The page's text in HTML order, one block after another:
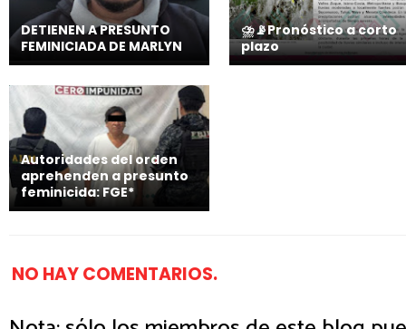
DETIENEN A PRESUNTO
FEMINICIADA DE MARLYN
⛈️📡Pronóstico a corto
plazo
Autoridades del orden
aprehenden a presunto
feminicida: FGE*
NO HAY COMENTARIOS.